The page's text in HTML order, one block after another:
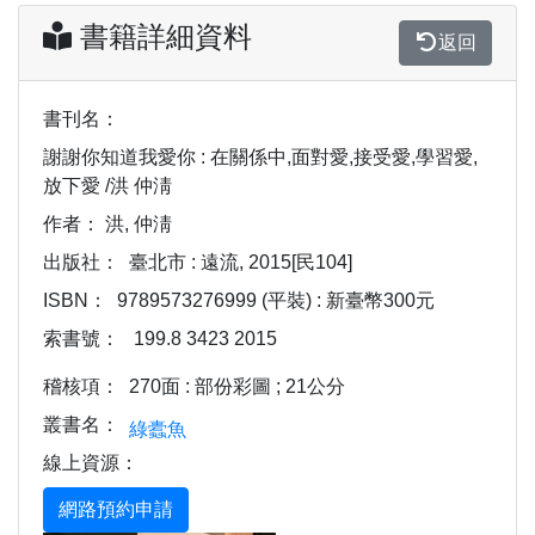
書籍詳細資料 返回
書刊名：
謝謝你知道我愛你 : 在關係中,面對愛,接受愛,學習愛,
放下愛 /洪 仲淸
作者：
洪, 仲淸
出版社：
臺北市 : 遠流, 2015[民104]
ISBN：
9789573276999 (平裝) : 新臺幣300元
索書號：
199.8 3423 2015
稽核項：
270面 : 部份彩圖 ; 21公分
叢書名：
綠蠹魚
線上資源：